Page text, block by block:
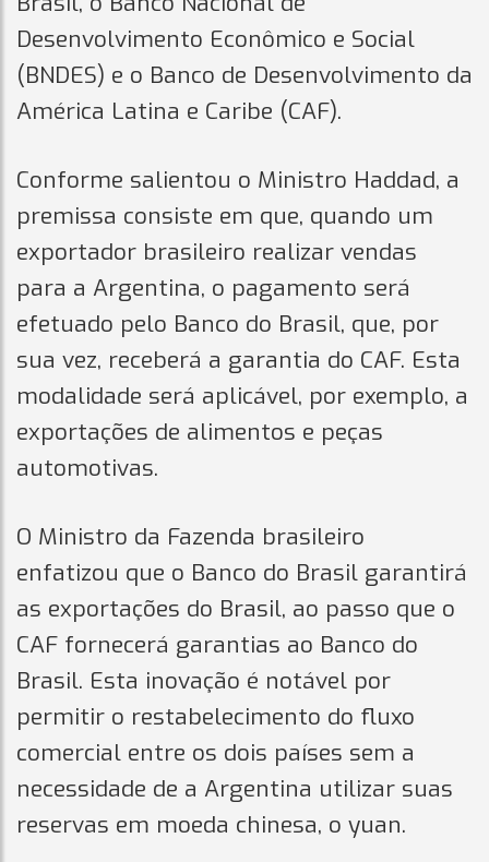
Desenvolvimento Econômico e Social
(BNDES) e o Banco de Desenvolvimento da
América Latina e Caribe (CAF).
Conforme salientou o Ministro Haddad, a
premissa consiste em que, quando um
exportador brasileiro realizar vendas
para a Argentina, o pagamento será
efetuado pelo Banco do Brasil, que, por
sua vez, receberá a garantia do CAF. Esta
modalidade será aplicável, por exemplo, a
exportações de alimentos e peças
automotivas.
O Ministro da Fazenda brasileiro
enfatizou que o Banco do Brasil garantirá
as exportações do Brasil, ao passo que o
CAF fornecerá garantias ao Banco do
Brasil. Esta inovação é notável por
permitir o restabelecimento do fluxo
comercial entre os dois países sem a
necessidade de a Argentina utilizar suas
reservas em moeda chinesa, o yuan.